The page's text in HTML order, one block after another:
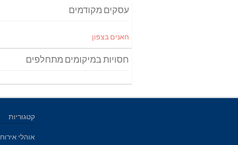
עסקים מקודמים
חאנים בצפון
חסויות במיקומים מתחלפים
קטגוריות
אוהלי אירוח